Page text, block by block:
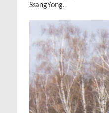
SsangYong.